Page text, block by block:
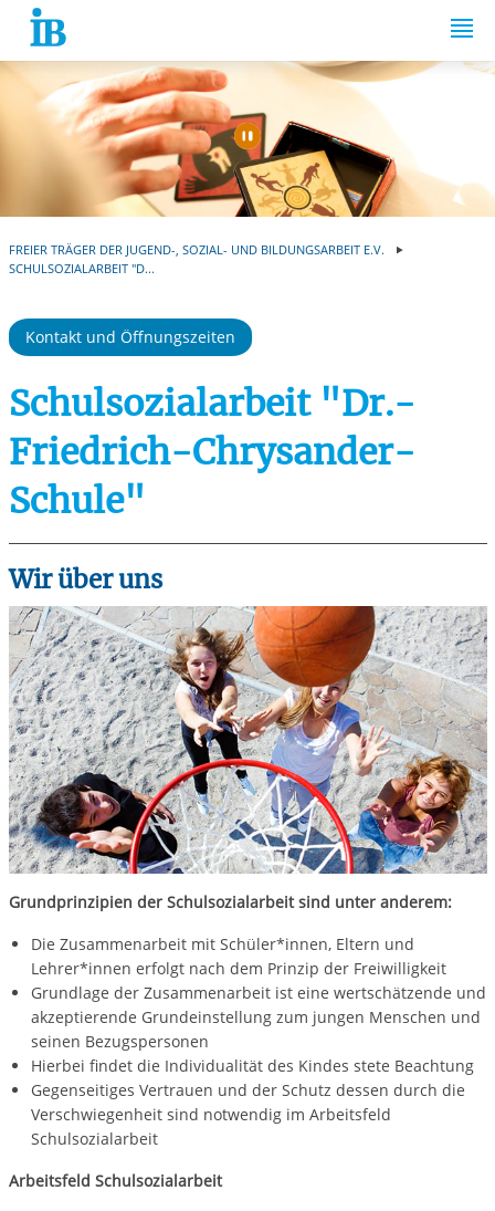
Springe zum Inhalt
Automatische
FREIER TRÄGER DER JUGEND-, SOZIAL- UND BILDUNGSARBEIT E.V.
SCHULSOZIALARBEIT "D...
Kontakt und Öffnungszeiten
Schulsozialarbeit "Dr.-
Friedrich-Chrysander-
Schule"
Wir über uns
Grundprinzipien der Schulsozialarbeit sind unter anderem:
Die Zusammenarbeit mit Schüler*innen, Eltern und
Lehrer*innen erfolgt nach dem Prinzip der Freiwilligkeit
Grundlage der Zusammenarbeit ist eine wertschätzende und
akzeptierende Grundeinstellung zum jungen Menschen und
seinen Bezugspersonen
Hierbei findet die Individualität des Kindes stete Beachtung
Gegenseitiges Vertrauen und der Schutz dessen durch die
Verschwiegenheit sind notwendig im Arbeitsfeld
Schulsozialarbeit
Arbeitsfeld Schulsozialarbeit